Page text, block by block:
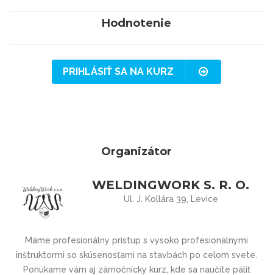
Hodnotenie
PRIHLÁSIŤ SA NA KURZ
Organizátor
WELDINGWORK S. R. O.
Ul. J. Kollára 39, Levice
Máme profesionálny prístup s vysoko profesionálnymi
inštruktormi so skúsenosťami na stavbách po celom svete.
Ponúkame vám aj zámočnícky kurz, kde sa naučíte páliť